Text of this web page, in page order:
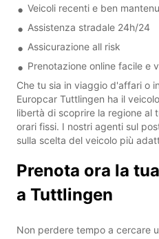
Veicoli recenti e ben
Assistenza stradale 24h/24
Assicurazione all risk
Prenotazione online facile e
Che tu sia in viaggio d'affari o
Europcar Tuttlingen ha il
libertà di scoprire la regione al
orari fissi. I nostri agenti sul
sulla scelta del veicolo più
Prenota ora la
a Tuttlingen
Non perdere tempo a cercare